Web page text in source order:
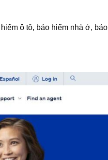
ô tô, bảo hiểm nhà ở, bảo